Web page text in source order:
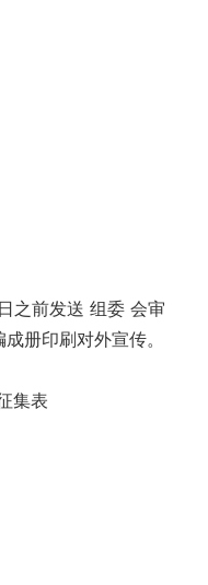
之前发送 组委 会审
册印刷对外宣传。
集表